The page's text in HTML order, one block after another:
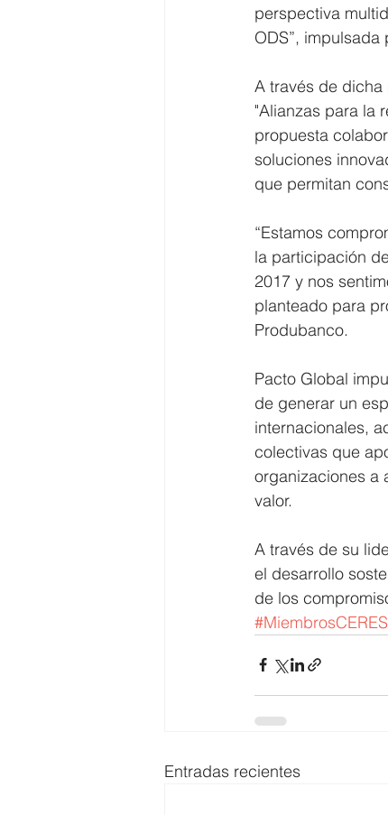
perspectiva
ODS”, impulsada
A través de
"Alianzas para la
propuesta
soluciones
que permitan
“Estamos
la participación
2017 y nos
planteado para
Produbanco.
Pacto Global
de generar un
internacionales,
colectivas que
organizaciones a
valor.
A través de su
el desarrollo
de los
#MiembrosCERES
Entradas recientes